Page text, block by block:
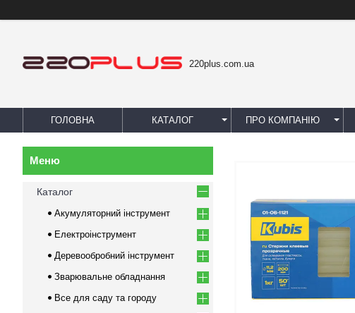
220plus.com.ua
ГОЛОВНА КАТАЛОГ ПРО КОМПАНІЮ
Каталог
Акумуляторний інструмент
Електроінструмент
Деревообробний інструмент
Зварювальне обладнання
Все для саду та городу